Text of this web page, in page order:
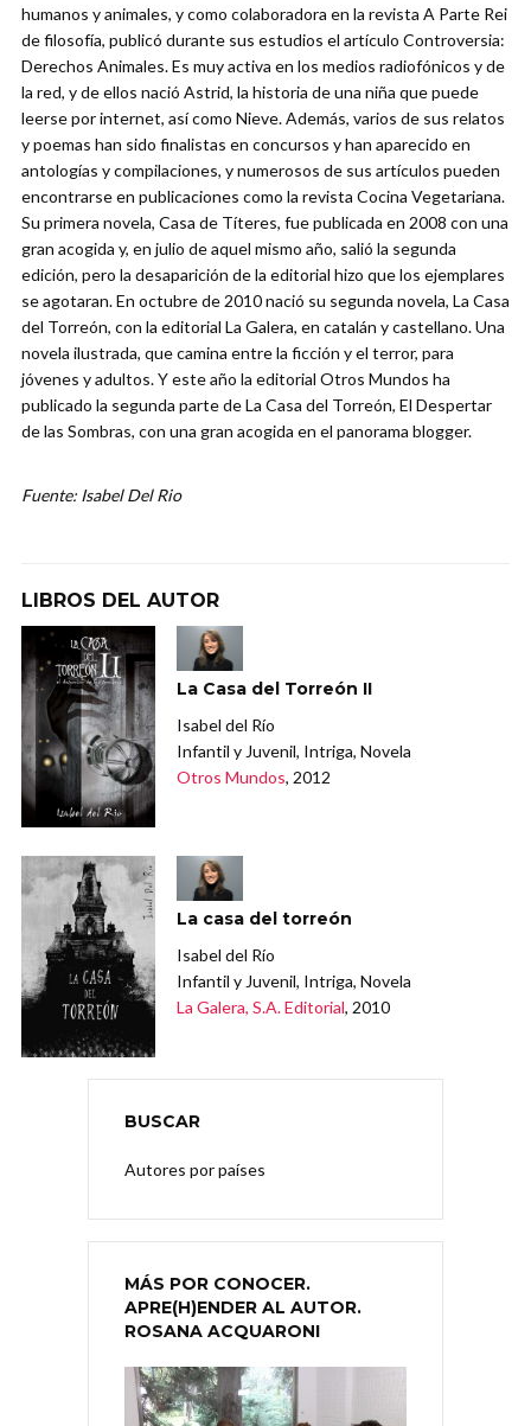
humanos y animales, y como colaboradora en la revista A Parte Rei
de filosofía, publicó durante sus estudios el artículo Controversia:
Derechos Animales. Es muy activa en los medios radiofónicos y de
la red, y de ellos nació Astrid, la historia de una niña que puede
leerse por internet, así como Nieve. Además, varios de sus relatos
y poemas han sido finalistas en concursos y han aparecido en
antologías y compilaciones, y numerosos de sus artículos pueden
encontrarse en publicaciones como la revista Cocina Vegetariana.
Su primera novela, Casa de Títeres, fue publicada en 2008 con una
gran acogida y, en julio de aquel mismo año, salió la segunda
edición, pero la desaparición de la editorial hizo que los ejemplares
se agotaran. En octubre de 2010 nació su segunda novela, La Casa
del Torreón, con la editorial La Galera, en catalán y castellano. Una
novela ilustrada, que camina entre la ficción y el terror, para
jóvenes y adultos. Y este año la editorial Otros Mundos ha
publicado la segunda parte de La Casa del Torreón, El Despertar
de las Sombras, con una gran acogida en el panorama blogger.
Fuente: Isabel Del Rio
LIBROS DEL AUTOR
La Casa del Torreón II
Isabel del Río
Infantil y Juvenil, Intriga, Novela
Otros Mundos, 2012
La casa del torreón
Isabel del Río
Infantil y Juvenil, Intriga, Novela
La Galera, S.A. Editorial, 2010
BUSCAR
Autores por países
MÁS POR CONOCER.
APRE(H)ENDER AL AUTOR.
ROSANA ACQUARONI